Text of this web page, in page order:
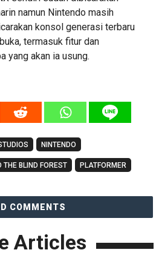
namun Nintendo masih
konsol generasi terbaru
termasuk fitur dan
yang akan ia usung.
NINTENDO
THE BLIND FOREST PLATFORMER
COMMENTS
Articles